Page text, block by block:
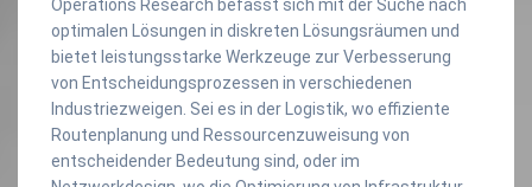
Operations Research befasst sich mit der Suche nach
optimalen Lösungen in diskreten Lösungsräumen und
bietet leistungsstarke Werkzeuge zur Verbesserung
von Entscheidungsprozessen in verschiedenen
Industriezweigen. Sei es in der Logistik, wo effiziente
Routenplanung und Ressourcenzuweisung von
entscheidender Bedeutung sind, oder im